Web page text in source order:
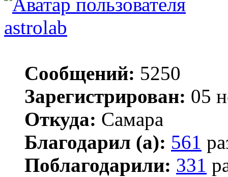
astrolab
Сообщений: 5250
Зарегистрирован: 05
Откуда: Самара
Благодарил (а): 561
Поблагодарили: 331